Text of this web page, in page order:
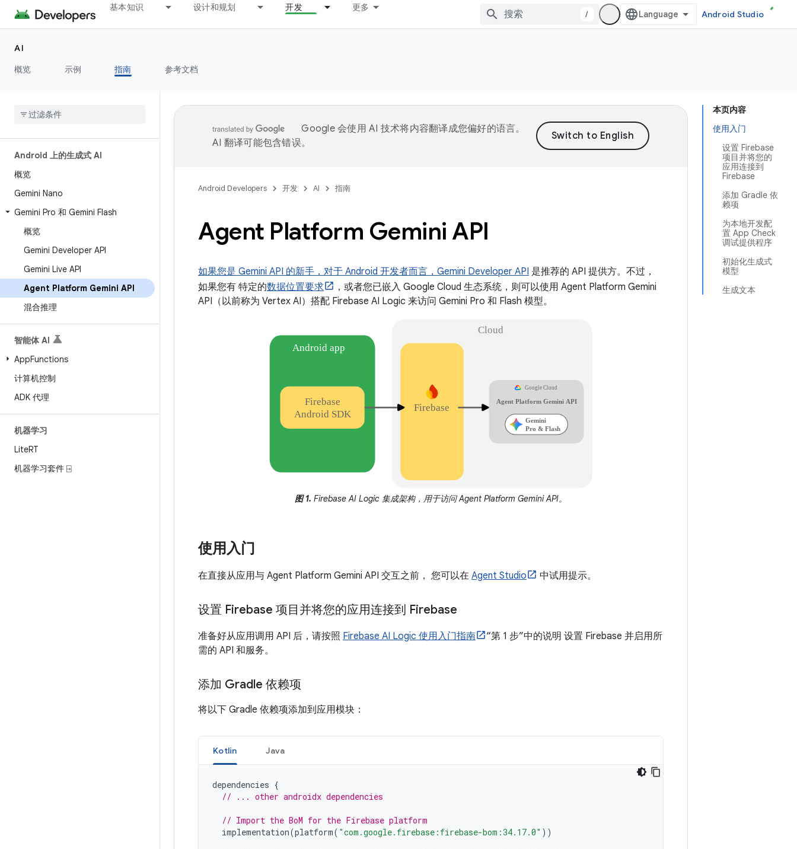
基本知识 设计和规划 开发 更多
/ Android Studio
AI
概览
示例 指南 参考文档
Android 上的生成式 AI
概览
Gemini Nano
Gemini Pro 和 Gemini Flash
概览
Gemini Developer API
Gemini Live API
Agent Platform Gemini API
混合推理
智能体 AI
AppFunctions
计算机控制
ADK 代理
机器学习
LiteRT
机器学习套件 ⍈
本页内容
使用入门
设置 Firebase
项目并将您的
应用连接到
Firebase
添加 Gradle 依
赖项
为本地开发配
置 App Check
调试提供程序
初始化生成式
模型
生成文本
Google 会使用 AI 技术将内容翻译成您偏好的语言。
AI 翻译可能包含错误。
Android Developers 开发 AI 指南
Agent Platform Gemini API
如果您是 Gemini API 的新手，对于 Android 开发者而言， Gemini Developer API 是推荐的 API 提供方。不过，
如果您有 特定的数据位置要求
，或者您已嵌入 Google Cloud 生态系统，则可以使用 Agent Platform Gemini
API（以前称为 Vertex AI）搭配 Firebase AI Logic 来访问 Gemini Pro 和 Flash 模型。
图 1. Firebase AI Logic 集成架构，用于访问 Agent Platform Gemini API。
使用入门
在直接从应用与 Agent Platform Gemini API 交互之前， 您可以在 Agent Studio 中试用提示。
设置 Firebase 项目并将您的应用连接到 Firebase
准备好从应用调用 API 后，请按照 Firebase AI Logic 使用入门指南
“第 1 步”中的说明 设置 Firebase 并启用所
需的 API 和服务。
添加 Gradle 依赖项
将以下 Gradle 依赖项添加到应用模块：
Kotlin Java
dependencies {
// ... other androidx dependencies
// Import the BoM for the Firebase platform
implementation(platform( "com.google.firebase:firebase-bom:34.17.0" ))